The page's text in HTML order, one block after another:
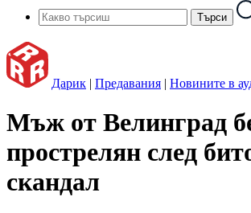
Дарик | Предавания | Новините в
Мъж от Велинград
прострелян след
скандал